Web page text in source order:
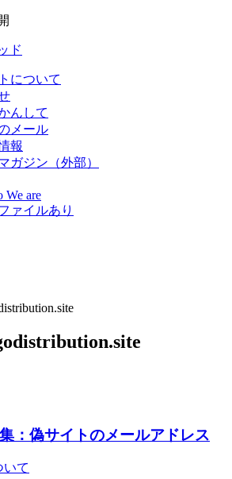
ド
について
んして
メール
報
ガジン（外部）
We are
ァイルあり
：偽サイトのメールアドレス
いて